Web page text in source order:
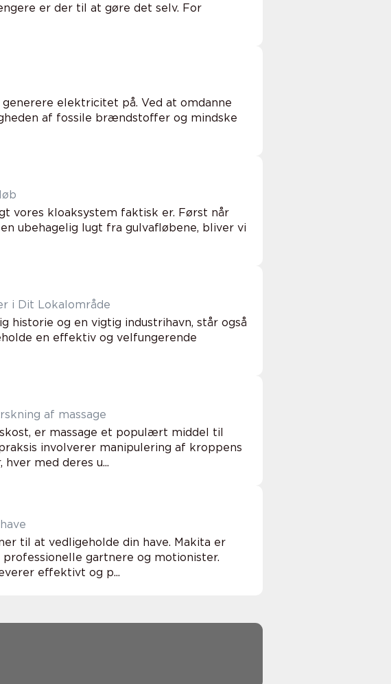
er der til at gøre det selv. For
elektricitet på. Ved at omdanne
af fossile brændstoffer og mindske
vores kloaksystem faktisk er. Først når
ubehagelig lugt fra gulvafløbene, bliver vi
i Dit Lokalområde
historie og en vigtig industrihavn, står også
en effektiv og velfungerende
af massage
er massage et populært middel til
involverer manipulering af kroppens
med deres u...
til at vedligeholde din have. Makita er
gartnere og motionister.
effektivt og p...